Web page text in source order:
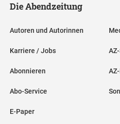
Die Abendzeitung
Autoren und Autorinnen
Karriere / Jobs
Abonnieren
Abo-Service
E-Paper